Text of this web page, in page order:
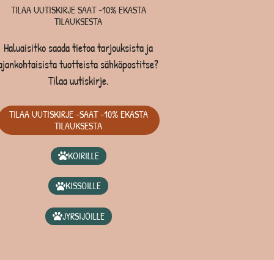
TILAA UUTISKIRJE SAAT -10% EKASTA
TILAUKSESTA
Haluaisitko saada tietoa tarjouksista ja
tuotteista sähköpostitse?
Tilaa uutiskirje.
TILAA UUTISKIRJE -SAAT -10% EKASTA
TILAUKSESTA
KOIRILLE
KISSOILLE
JYRSIJÖILLE